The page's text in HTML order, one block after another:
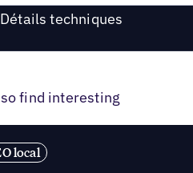
Détails techniques
find interesting
local